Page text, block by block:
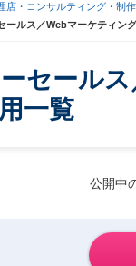
・コンサルティング・制作
ールス／Webマーケティン
セール
一覧
公開中